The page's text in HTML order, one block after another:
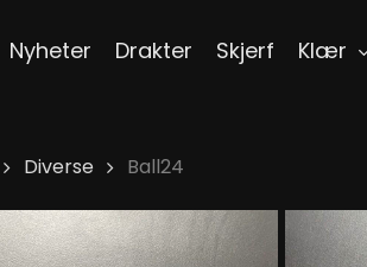
Nyheter Drakter Skjerf Klær
Diverse Ball24